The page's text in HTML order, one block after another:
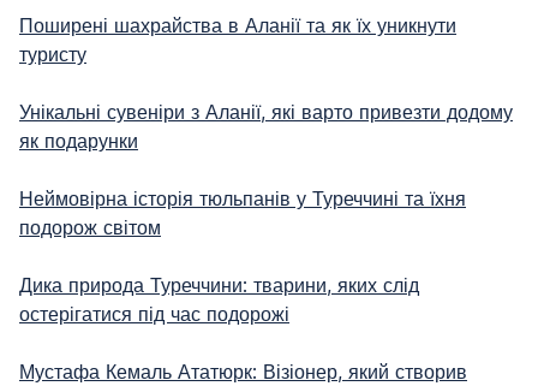
Поширені шахрайства в Аланії та як їх уникнути
туристу
Унікальні сувеніри з Аланії, які варто привезти додому
як подарунки
Неймовірна історія тюльпанів у Туреччині та їхня
подорож світом
Дика природа Туреччини: тварини, яких слід
остерігатися під час подорожі
Мустафа Кемаль Ататюрк: Візіонер, який створив